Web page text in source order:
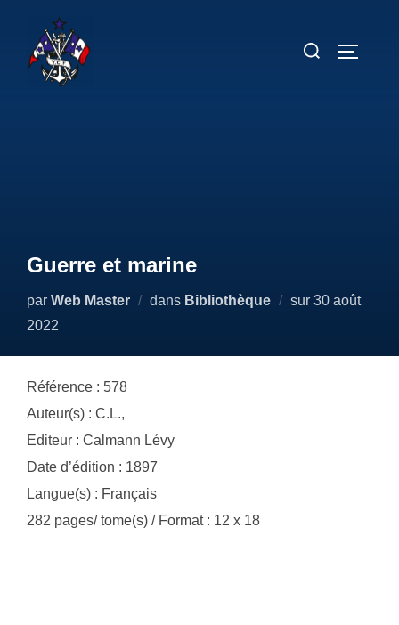
contenu
Rechercher :
Guerre et marine
par Web Master dans Bibliothèque sur Publié
30 août
2022
Référence : 578
Auteur(s) : C.L.,
Editeur : Calmann Lévy
Date d’édition : 1897
Langue(s) : Français
282 pages/ tome(s) / Format : 12 x 18